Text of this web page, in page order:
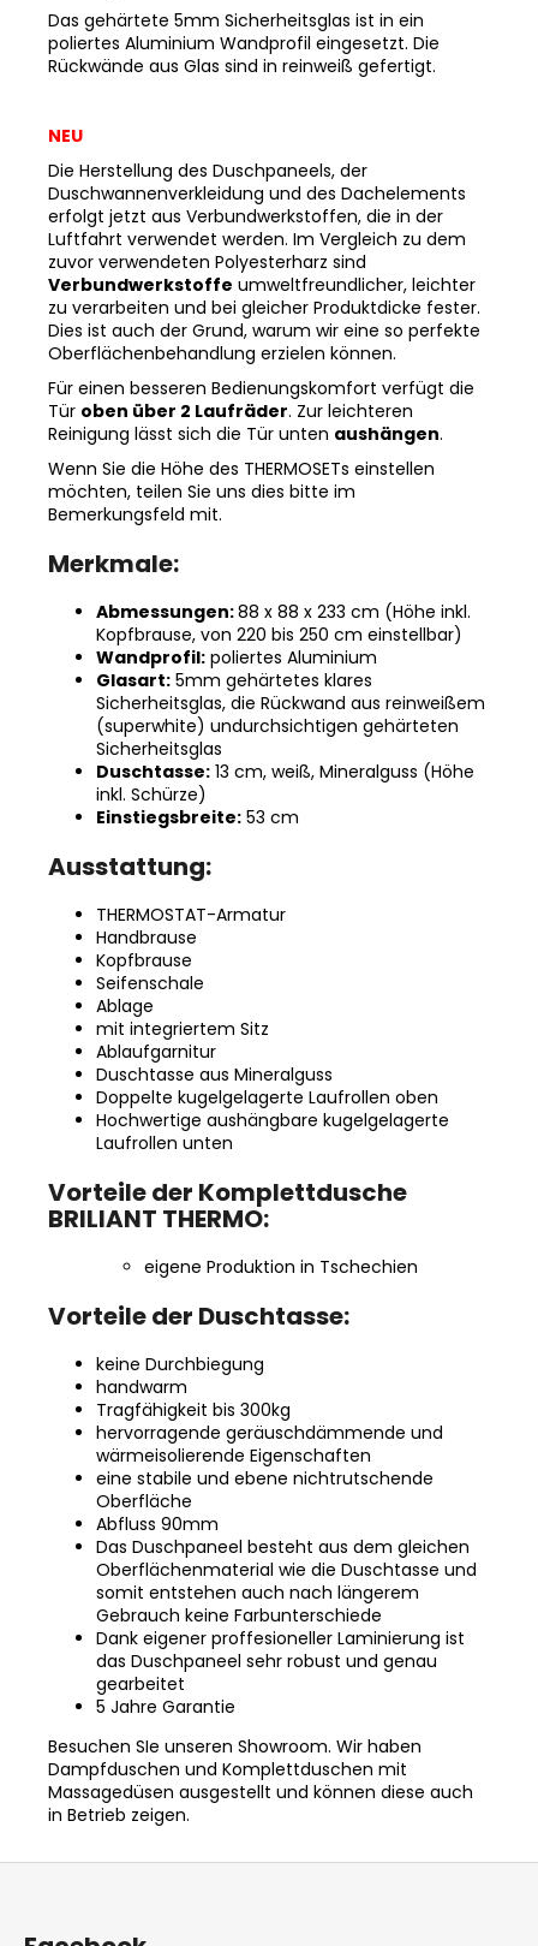
Das gehärtete 5mm Sicherheitsglas ist in ein
poliertes Aluminium Wandprofil eingesetzt. Die
Rückwände aus Glas sind in reinweiß gefertigt.
NEU
Die Herstellung des Duschpaneels, der
Duschwannenverkleidung und des Dachelements
erfolgt jetzt aus Verbundwerkstoffen, die in der
Luftfahrt verwendet werden. Im Vergleich zu dem
zuvor verwendeten Polyesterharz sind
Verbundwerkstoffe umweltfreundlicher, leichter
zu verarbeiten und bei gleicher Produktdicke fester.
Dies ist auch der Grund, warum wir eine so perfekte
Oberflächenbehandlung erzielen können.
Für einen besseren Bedienungskomfort verfügt die
Tür oben über 2 Laufräder. Zur leichteren
Reinigung lässt sich die Tür unten aushängen.
Wenn Sie die Höhe des THERMOSETs einstellen
möchten, teilen Sie uns dies bitte im
Bemerkungsfeld mit.
Merkmale:
Abmessungen:88 x 88 x 233 cm (Höhe inkl.
Kopfbrause, von 220 bis 250 cm einstellbar)
Wandprofil: poliertes Aluminium
Glasart: 5mm gehärtetes klares
Sicherheitsglas, die Rückwand aus reinweißem
(superwhite) undurchsichtigen gehärteten
Sicherheitsglas
Duschtasse: 13 cm, weiß, Mineralguss (Höhe
inkl. Schürze)
Einstiegsbreite: 53 cm
Ausstattung:
THERMOSTAT-Armatur
Handbrause
Kopfbrause
Seifenschale
Ablage
mit integriertem Sitz
Ablaufgarnitur
Duschtasse aus Mineralguss
Doppelte kugelgelagerte Laufrollen oben
Hochwertige aushängbare kugelgelagerte
Laufrollen unten
Vorteile der Komplettdusche
BRILIANT THERMO:
eigene Produktion in Tschechien
Vorteile der Duschtasse:
keine Durchbiegung
handwarm
Tragfähigkeit bis 300kg
hervorragende geräuschdämmende und
wärmeisolierende Eigenschaften
eine stabile und ebene nichtrutschende
Oberfläche
Abfluss 90mm
Das Duschpaneel besteht aus dem gleichen
Oberflächenmaterial wie die Duschtasse und
somit entstehen auch nach längerem
Gebrauch keine Farbunterschiede
Dank eigener proffesioneller Laminierung ist
das Duschpaneel sehr robust und genau
gearbeitet
5 Jahre Garantie
Besuchen SIe unseren Showroom. Wir haben
Dampfduschen und Komplettduschen mit
Massagedüsen ausgestellt und können diese auch
in Betrieb zeigen.